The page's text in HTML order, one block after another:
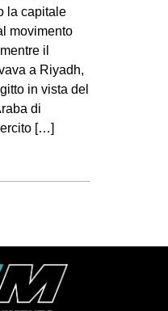
la capitale
movimento
il
a Riyadh,
in vista del
di
[…]